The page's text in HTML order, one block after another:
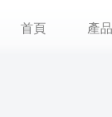
首頁 產